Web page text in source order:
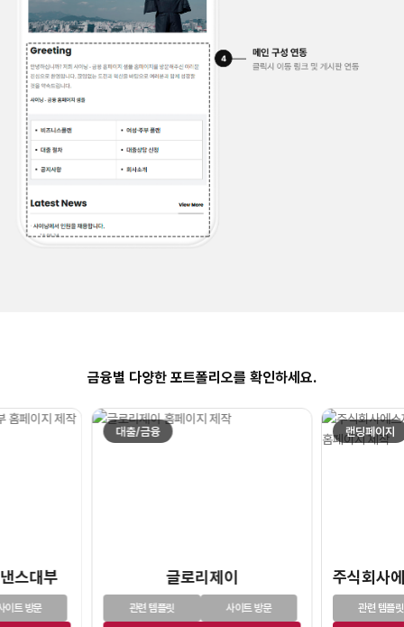
금융별 다양한 포트폴리오를 확인하세요.
스대부
이트 방문
대출/금융
글로리제이
관련 템플릿 사이트 방문
랜딩페이지
관련 템플릿